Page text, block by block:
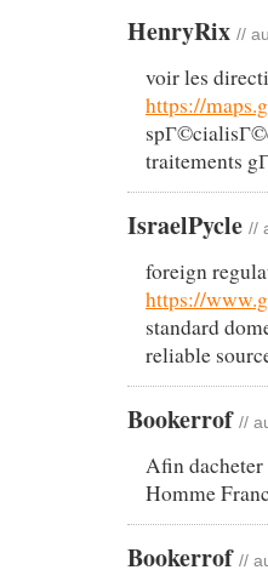
HenryRix //
voir les
https://
traitements
IsraelPycle //
foreign
https://
standard
reliable
Bookerrof //
Afin
Homme
Bookerrof //